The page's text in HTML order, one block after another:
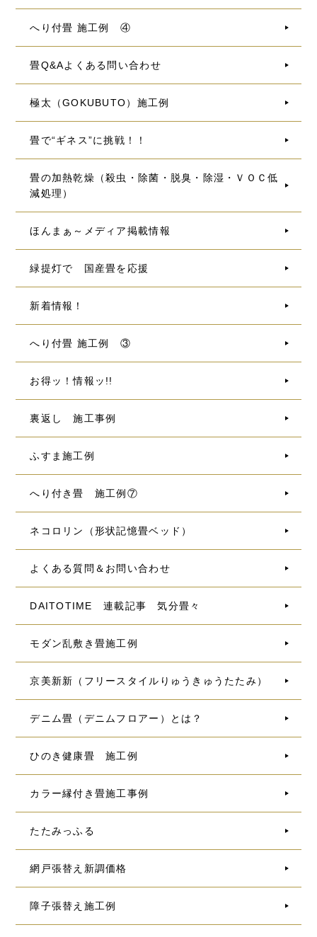
へり付畳 施工例 ④
畳Q&Aよくある問い合わせ
極太（GOKUBUTO）施工例
畳で“ギネス”に挑戦！！
畳の加熱乾燥（殺虫・除菌・脱臭・除湿・ＶＯＣ低
減処理）
ほんまぁ～メディア掲載情報
緑提灯で 国産畳を応援
新着情報！
へり付畳 施工例 ③
お得ッ！情報ッ!!
裏返し 施工事例
ふすま施工例
へり付き畳 施工例⑦
ネコロリン（形状記憶畳ベッド）
よくある質問＆お問い合わせ
DAITOTIME 連載記事 気分畳々
モダン乱敷き畳施工例
京美新新（フリースタイルりゅうきゅうたたみ）
デニム畳（デニムフロアー）とは？
ひのき健康畳 施工例
カラー縁付き畳施工事例
たたみっふる
網戸張替え新調価格
障子張替え施工例